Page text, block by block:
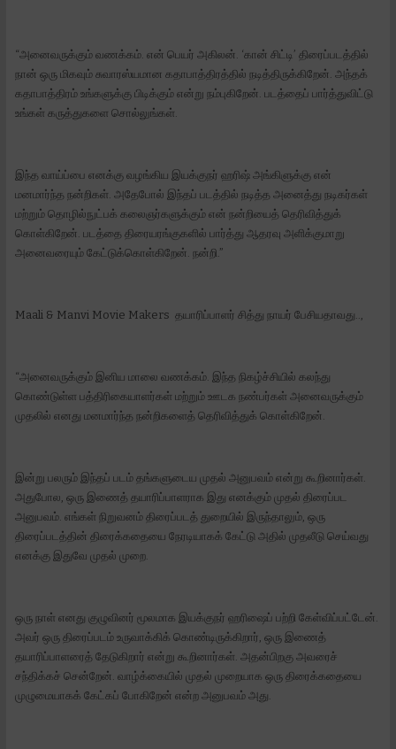
“அனைவருக்கும் வணக்கம். என் பெயர் அகிலன். ‘கான் சிட்டி’ திரைப்படத்தில்
நான் ஒரு மிகவும் சுவாரஸ்யமான கதாபாத்திரத்தில் நடித்திருக்கிறேன். அந்தக்
கதாபாத்திரம் உங்களுக்கு பிடிக்கும் என்று நம்புகிறேன். படத்தைப் பார்த்துவிட்டு
உங்கள் கருத்துகளை சொல்லுங்கள்.
இந்த வாய்ப்பை எனக்கு வழங்கிய இயக்குநர் ஹரிஷ் அங்கிளுக்கு என்
மனமார்ந்த நன்றிகள். அதேபோல் இந்தப் படத்தில் நடித்த அனைத்து நடிகர்கள்
மற்றும் தொழில்நுட்பக் கலைஞர்களுக்கும் என் நன்றியைத் தெரிவித்துக்
கொள்கிறேன். படத்தை திரையரங்குகளில் பார்த்து ஆதரவு அளிக்குமாறு
அனைவரையும் கேட்டுக்கொள்கிறேன். நன்றி.”
Maali & Manvi Movie Makers தயாரிப்பாளர் சித்து நாயர் பேசியதாவது..,
“அனைவருக்கும் இனிய மாலை வணக்கம். இந்த நிகழ்ச்சியில் கலந்து
கொண்டுள்ள பத்திரிகையாளர்கள் மற்றும் ஊடக நண்பர்கள் அனைவருக்கும்
முதலில் எனது மனமார்ந்த நன்றிகளைத் தெரிவித்துக் கொள்கிறேன்.
இன்று பலரும் இந்தப் படம் தங்களுடைய முதல் அனுபவம் என்று கூறினார்கள்.
அதுபோல, ஒரு இணைத் தயாரிப்பாளராக இது எனக்கும் முதல் திரைப்பட
அனுபவம். எங்கள் நிறுவனம் திரைப்படத் துறையில் இருந்தாலும், ஒரு
திரைப்படத்தின் திரைக்கதையை நேரடியாகக் கேட்டு அதில் முதலீடு செய்வது
எனக்கு இதுவே முதல் முறை.
ஒரு நாள் எனது குழுவினர் மூலமாக இயக்குநர் ஹரிஷைப் பற்றி கேள்விப்பட்டேன்.
அவர் ஒரு திரைப்படம் உருவாக்கிக் கொண்டிருக்கிறார், ஒரு இணைத்
தயாரிப்பாளரைத் தேடுகிறார் என்று கூறினார்கள். அதன்பிறகு அவரைச்
சந்திக்கச் சென்றேன். வாழ்க்கையில் முதல் முறையாக ஒரு திரைக்கதையை
முழுமையாகக் கேட்கப் போகிறேன் என்ற அனுபவம் அது.